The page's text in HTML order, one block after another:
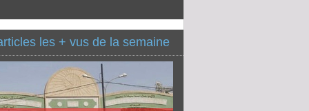
les + vus de la semaine